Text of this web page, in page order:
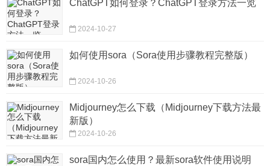
ChatGPT如何登录？ChatGPT登录方法一览
2024-10-27
如何使用sora（Sora使用步骤教程完整版）
2024-10-26
Midjourney怎么下载（Midjourney下载方法最
新版）
2024-10-26
sora国内怎么使用？最新sora软件使用说明